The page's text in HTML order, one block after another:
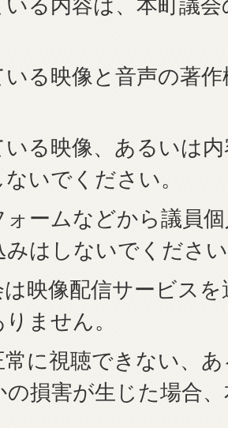
いる映像と音声の著
いる映像、あるいは
いでください。
ォームなどから議員
みはしないでくださ
は映像配信サービス
ません。
常に視聴できない、
の損害が生じた場合